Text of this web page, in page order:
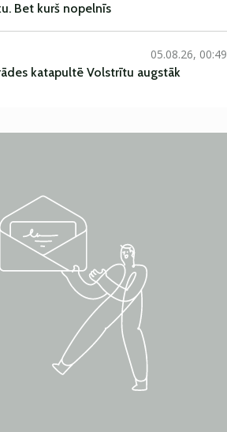
Bet kurš nopelnīs
05.08.26, 00:49
katapultē Volstrītu augstāk